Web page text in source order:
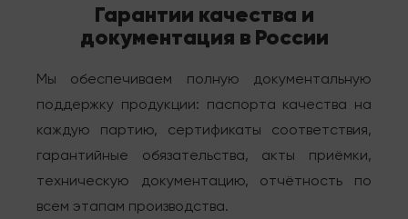
Гарантии качества и
документация в России
Мы обеспечиваем полную документальную
поддержку продукции: паспорта качества на
каждую партию, сертификаты соответствия,
гарантийные обязательства, акты приёмки,
техническую документацию, отчётность по
всем этапам производства.